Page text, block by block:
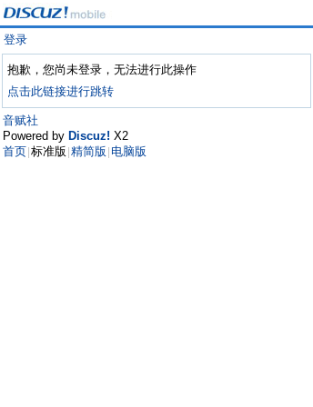
登录
抱歉，您尚未登录，无法进行此操作
点击此链接进行跳转
音赋社
Powered by Discuz! X2
首页 标准版 精简版 电脑版